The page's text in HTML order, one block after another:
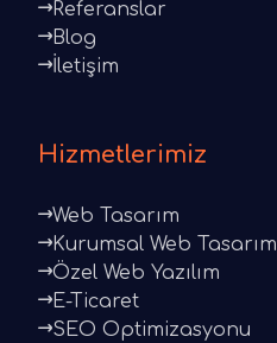
Referanslar
Blog
İletişim
Hizmetlerimiz
Web Tasarım
Kurumsal Web Tasarım
Özel Web Yazılım
E-Ticaret
SEO Optimizasyonu